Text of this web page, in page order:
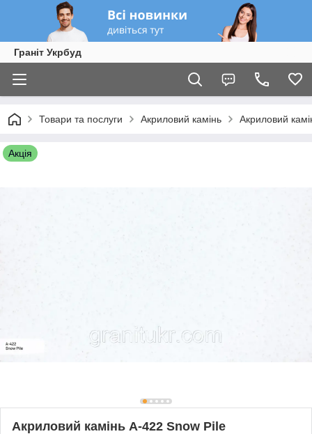
Граніт Укрбуд
Товари та послуги Акриловий камінь Акриловий
Акція
Акриловий камінь A-422 Snow Pile